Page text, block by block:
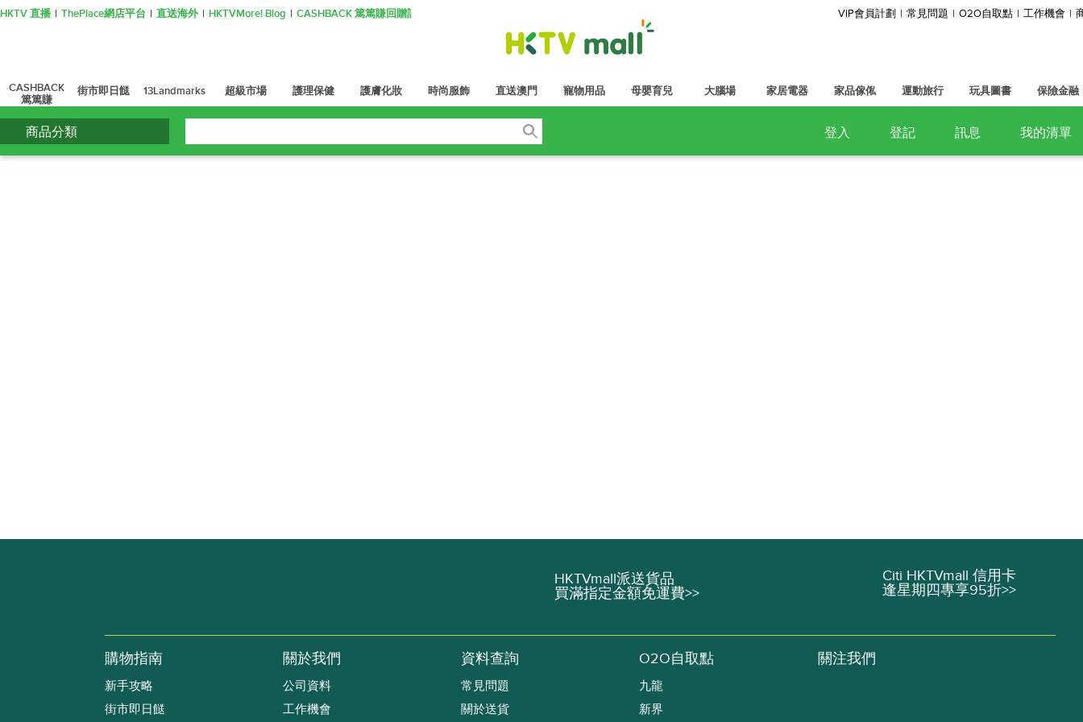
HKTV 直播 ThePlace網店平台 直送海外 HKTVMore! Blog CASHBACK 篤篤賺回贈計劃 VIP會員計劃 常見問題 O2O自取點 工作機會
CASHBACK
篤篤賺
街市即日餸 13Landmarks 超級市場 護理保健 護膚化妝 時尚服飾 直送澳門 寵物用品 母嬰育兒 大腦場 家居電器 家品傢俬 運動旅行 玩具圖書 保險金融
商品分類 登入 登記 訊息 我的清單
HKTVmall派送貨品
買滿指定金額免運費>>
Citi HKTVmall 信用卡
逢星期四專享95折>>
購物指南
新手攻略
街市即日餸
關於我們
公司資料
工作機會
資料查詢
常見問題
關於送貨
O2O自取點
九龍
新界
關注我們